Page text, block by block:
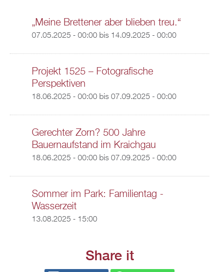
„Meine Brettener aber blieben treu.“
07.05.2025 - 00:00bis 14.09.2025 - 00:00
Projekt 1525 – Fotografische
Perspektiven
18.06.2025 - 00:00bis 07.09.2025 - 00:00
Gerechter Zorn? 500 Jahre
Bauernaufstand im Kraichgau
18.06.2025 - 00:00bis 07.09.2025 - 00:00
Sommer im Park: Familientag -
Wasserzeit
13.08.2025 - 15:00
Share it